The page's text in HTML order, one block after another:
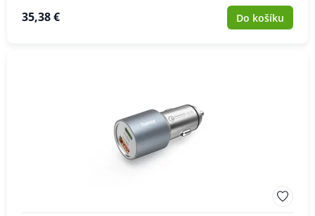
35,38 € Do košíku